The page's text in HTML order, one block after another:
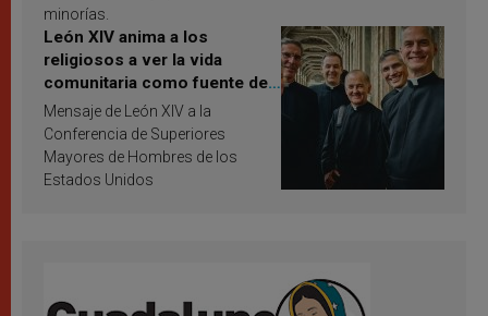
minorías.
León XIV anima a los
religiosos a ver la vida
comunitaria como fuente de
inspiración y santificación
Mensaje de León XIV a la
Conferencia de Superiores
Mayores de Hombres de los
Estados Unidos